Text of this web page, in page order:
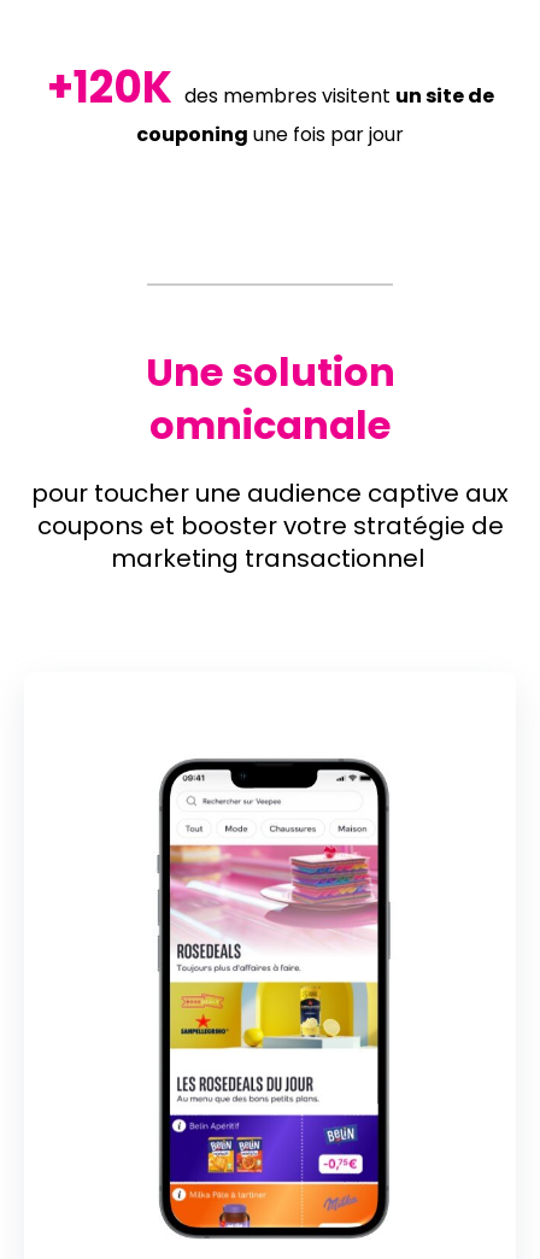
+120K des membres visitent un site de
couponing une fois par jour
Une solution
omnicanale
pour toucher une audience captive aux
coupons et booster votre stratégie de
marketing transactionnel